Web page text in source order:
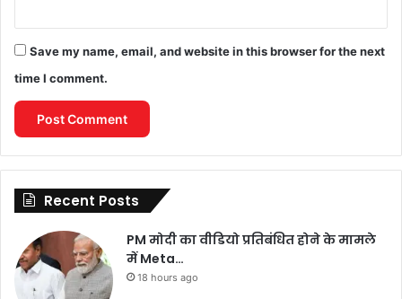
Save my name, email, and website in this browser for the next
time I comment.
Recent Posts
PM मोदी का वीडियो प्रतिबंधित होने के मामले
में Meta…
18 hours ago